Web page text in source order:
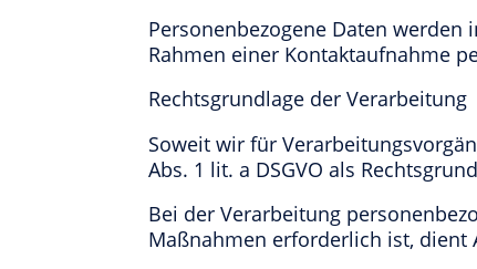
Personenbezogene Daten
Rahmen einer Kontaktaufnahme
Rechtsgrundlage der Verarbeitung
Soweit wir für
Abs. 1 lit. a DSGVO als
Bei der Verarbeitung
Maßnahmen erforderlich ist, dient